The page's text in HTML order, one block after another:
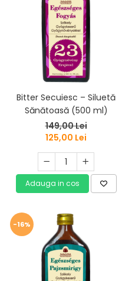
Bitter Secuiesc – Siluetă
Sănătoasă (500 ml)
149,00 Lei
125,00 Lei
Adauga in cos
-16%